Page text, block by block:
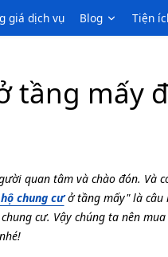
giá dịch vụ Blog Tiện
tầng mấy
quan tâm và chào đón. Và
chung cưở tầng mấy" là câu
cư. Vậy chúng ta nên